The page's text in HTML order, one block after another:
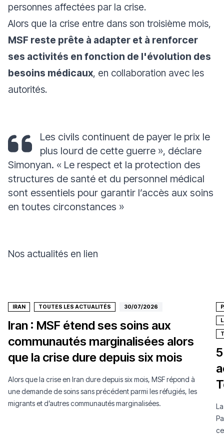
personnes affectées par la crise.
Alors que la crise entre dans son troisième mois,
MSF reste prête à adapter et à renforcer
ses activités en fonction de l'évolution des
besoins médicaux, en collaboration avec les
autorités.
Les civils continuent de payer le prix le
plus lourd de cette guerre », déclare
Simonyan. « Le respect et la protection des
structures de santé et du personnel médical
sont essentiels pour garantir l’accès aux soins
en toutes circonstances »
Nos actualités en lien
IRAN TOUTES LES ACTUALITÉS 30/07/2026
Iran : MSF étend ses soins aux
communautés marginalisées alors
que la crise dure depuis six mois
Alors que la crise en Iran dure depuis six mois, MSF répond à
une demande de soins sans précédent parmi les réfugiés, les
migrants et d’autres communautés marginalisées.